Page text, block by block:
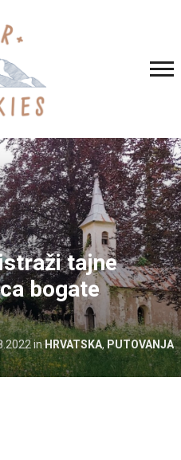
tajne
bogate
inHRVATSKA, PUTOVANJA